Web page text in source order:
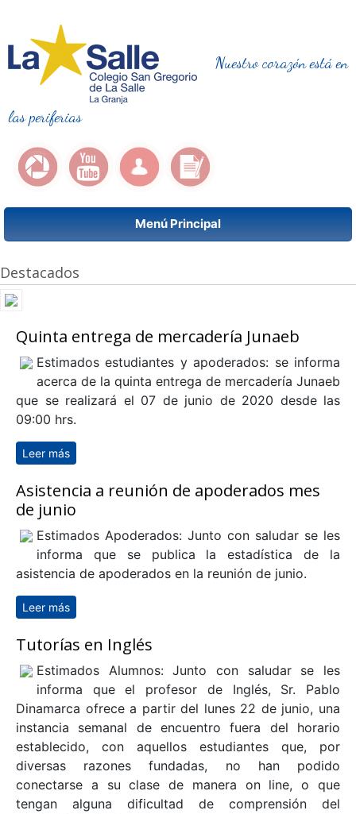
Nuestro corazón está en
las periferias
Menú Principal
Destacados
Quinta entrega de mercadería Junaeb
Estimados estudiantes y apoderados: se informa
acerca de la quinta entrega de mercadería Junaeb
que se realizará el 07 de junio de 2020 desde las
09:00 hrs.
Leer más
Asistencia a reunión de apoderados mes
de junio
Estimados Apoderados: Junto con saludar se les
informa que se publica la estadística de la
asistencia de apoderados en la reunión de junio.
Leer más
Tutorías en Inglés
Estimados Alumnos: Junto con saludar se les
informa que el profesor de Inglés, Sr. Pablo
Dinamarca ofrece a partir del lunes 22 de junio, una
instancia semanal de encuentro fuera del horario
establecido, con aquellos estudiantes que, por
diversas razones fundadas, no han podido
conectarse a su clase de manera on line, o que
tengan alguna dificultad de comprensión del